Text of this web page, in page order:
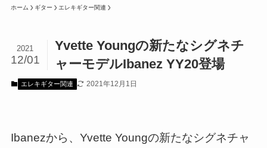
ホーム ギター エレキギター関連
Yvette Youngの新たなシグネチ
ャーモデルIbanez YY20登場
2021
12/01
エレキギター関連 2021年12月1日
Ibanezから、Yvette Youngの新たなシグネチャ